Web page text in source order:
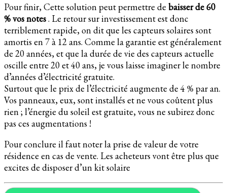
Pour finir, Cette solution peut permettre de baisser de 60
% vos notes. Le retour sur investissement est donc
terriblement rapide, on dit que les capteurs solaires sont
amortis en 7 à 12 ans. Comme la garantie est généralement
de 20 années, et que la durée de vie des capteurs actuelle
oscille entre 20 et 40 ans, je vous laisse imaginer le nombre
d’années d’électricité gratuite.
Surtout que le prix de l’électricité augmente de 4 % par an.
Vos panneaux, eux, sont installés et ne vous coûtent plus
rien ; l’énergie du soleil est gratuite, vous ne subirez donc
pas ces augmentations !
Pour conclure il faut noter la prise de valeur de votre
résidence en cas de vente. Les acheteurs vont être plus que
excites de disposer d’un kit solaire